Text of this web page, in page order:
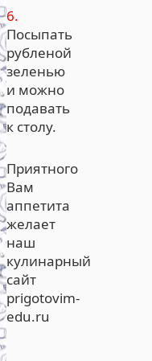
6.
Посыпать
рубленой
зеленью
и можно
подавать
к столу.
Приятного
Вам
аппетита
желает
наш
кулинарный
сайт
prigotovim-
edu.ru